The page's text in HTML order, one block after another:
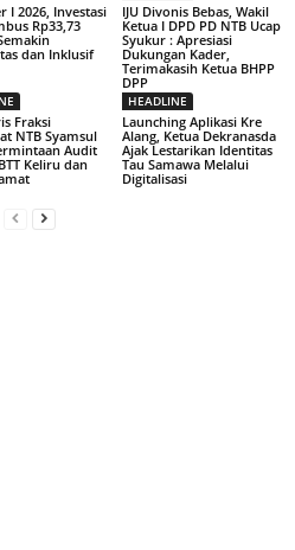
I 2026, Investasi
Rp33,73
dan Inklusif
IJU Divonis Bebas, Wakil
Ketua I DPD PD NTB Ucap
Syukur : Apresiasi
Dukungan Kader,
Terimakasih Ketua BHPP
DPP
Fraksi
NTB Syamsul
Audit
Keliru dan
HEADLINE
Launching Aplikasi Kre
Alang, Ketua Dekranasda
Ajak Lestarikan Identitas
Tau Samawa Melalui
Digitalisasi